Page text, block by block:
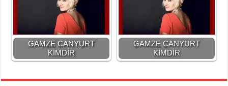
GAMZE CANYURT
KİMDİR
GAMZE CANYURT
KİMDİR